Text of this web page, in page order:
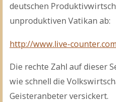
deutschen
unproduktiven Vatikan ab:
http://www.live-
Die rechte Zahl auf dieser
wie schnell die
Geisteranbeter versickert.